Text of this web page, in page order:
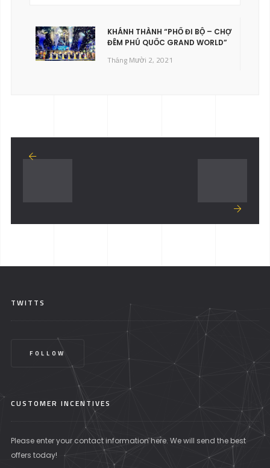
KHÁNH THÀNH “PHỐ ĐI BỘ – CHỢ
ĐÊM PHÚ QUỐC GRAND WORLD”
Tháng Mười 2, 2021
TWITTS
FOLLOW
CUSTOMER INCENTIVES
Please enter your contact information here. We will send the best
offers today!